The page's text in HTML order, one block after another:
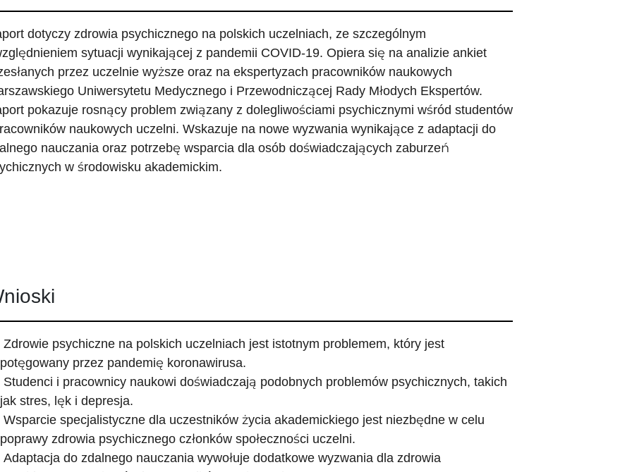
dotyczy zdrowia psychicznego na polskich uczelniach, ze szczególnym
sytuacji wynikającej z pandemii COVID-19. Opiera się na analizie ankiet
przez uczelnie wyższe oraz na ekspertyzach pracowników naukowych
Uniwersytetu Medycznego i Przewodniczącej Rady Młodych Ekspertów.
pokazuje rosnący problem związany z dolegliwościami psychicznymi wśród studentów
naukowych uczelni. Wskazuje na nowe wyzwania wynikające z adaptacji do
nauczania oraz potrzebę wsparcia dla osób doświadczających zaburzeń
w środowisku akademickim.
Zdrowie psychiczne na polskich uczelniach jest istotnym problemem, który jest
potęgowany przez pandemię koronawirusa.
Studenci i pracownicy naukowi doświadczają podobnych problemów psychicznych, takich
jak stres, lęk i depresja.
Wsparcie specjalistyczne dla uczestników życia akademickiego jest niezbędne w celu
poprawy zdrowia psychicznego członków społeczności uczelni.
Adaptacja do zdalnego nauczania wywołuje dodatkowe wyzwania dla zdrowia